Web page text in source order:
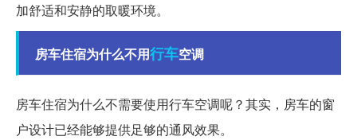
加舒适和安静的取暖环境。
房车住宿为什么不用行车空调
房车住宿为什么不需要使用行车空调呢？其实，房车的窗
户设计已经能够提供足够的通风效果。